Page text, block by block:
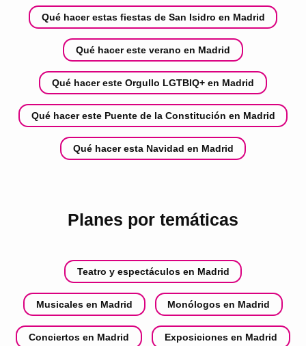
Qué hacer estas fiestas de San Isidro en Madrid
Qué hacer este verano en Madrid
Qué hacer este Orgullo LGTBIQ+ en Madrid
Qué hacer este Puente de la Constitución en Madrid
Qué hacer esta Navidad en Madrid
Planes por temáticas
Teatro y espectáculos en Madrid
Musicales en Madrid Monólogos en Madrid
Conciertos en Madrid Exposiciones en Madrid